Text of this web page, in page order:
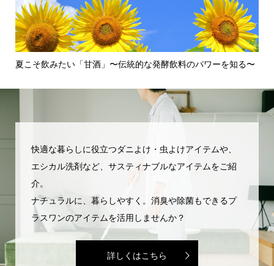
夏こそ飲みたい「甘酒」〜伝統的な発酵飲料のパワーを知る〜
快適な暮らしに役立つダニよけ・虫よけアイテムや、
エシカル洗剤など、サスティナブルなアイテムをご紹
介。
ナチュラルに、暮らしやすく。消臭や除菌もできるプ
ラスワンのアイテムを活用しませんか？
詳しくはこちら